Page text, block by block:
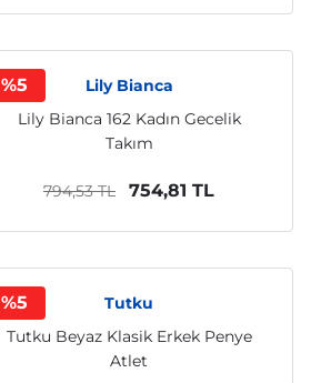
%5
Lily Bianca
Lily Bianca 162 Kadın Gecelik
Takım
794,53 TL 754,81 TL
%5
Tutku
Tutku Beyaz Klasik Erkek Penye
Atlet